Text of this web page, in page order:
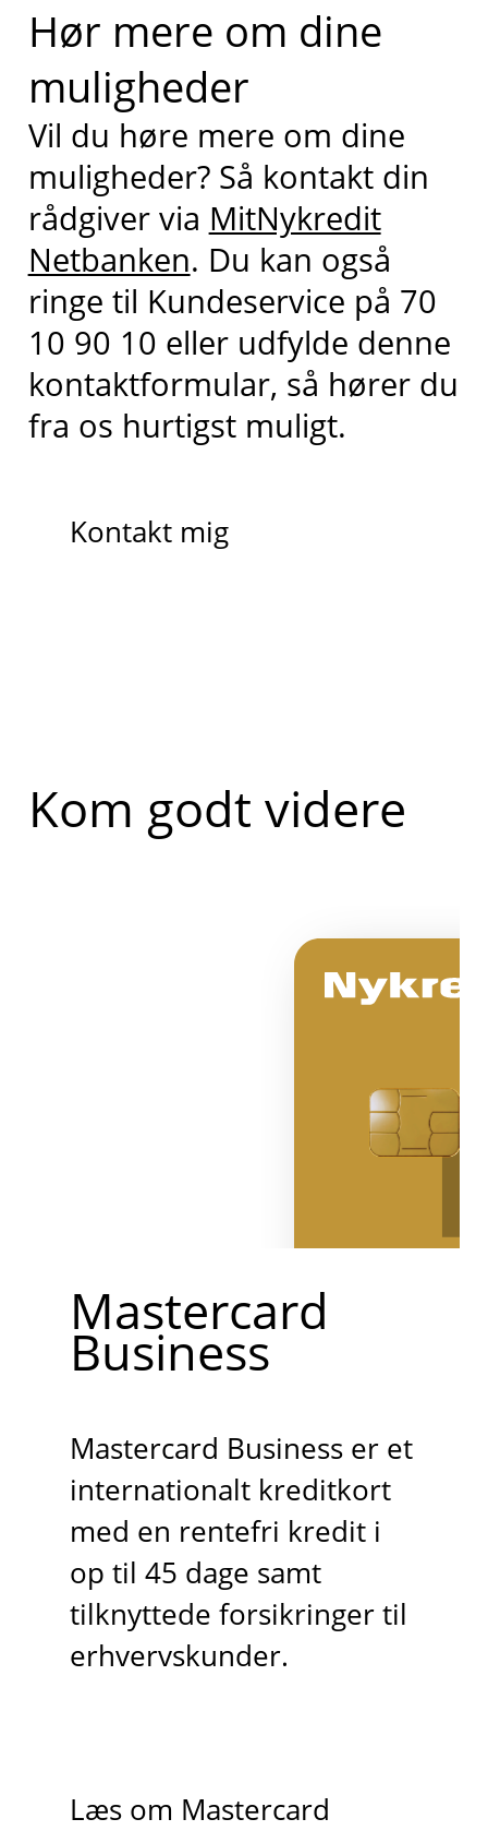
Hør mere om dine
muligheder
Vil du høre mere om dine
muligheder? Så kontakt din
rådgiver via MitNykredit
Netbanken. Du kan også
ringe til Kundeservice på 70
10 90 10 eller udfylde denne
kontaktformular, så hører du
fra os hurtigst muligt.
Kontakt mig
Kom godt videre
Mastercard
Business
Mastercard Business er et
internationalt kreditkort
med en rentefri kredit i
op til 45 dage samt
tilknyttede forsikringer til
erhvervskunder.
Læs om Mastercard